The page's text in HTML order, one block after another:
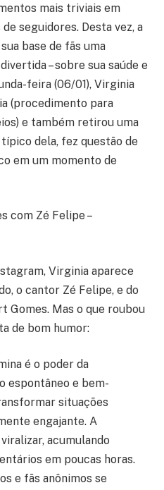
mais triviais em
seguidores. Desta vez, a
base de fãs uma
– sobre sua saúde e
feira (06/01), Virginia
(procedimento para
e também retirou uma
dela, fez questão de
em um momento de
com Zé Felipe –
Virginia aparece
o cantor Zé Felipe, e do
Gomes. Mas o que roubou
de bom humor:
é o poder da
espontâneo e bem-
situações
engajante. A
acumulando
em poucas horas.
e fãs anônimos se